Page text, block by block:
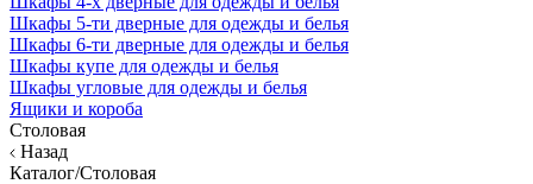
Шкафы 5-ти дверные для одежды и белья
Шкафы 6-ти дверные для одежды и белья
Шкафы купе для одежды и белья
Шкафы угловые для одежды и белья
Ящики и короба
Столовая
Назад
Каталог/Столовая